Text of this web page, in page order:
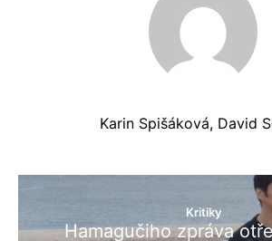
Karin Spišáková, David
Kritiky
Hamagučiho zpráva